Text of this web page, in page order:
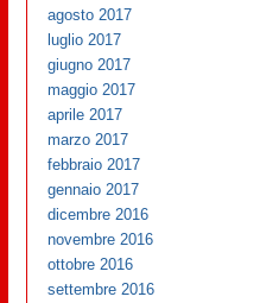
agosto 2017
luglio 2017
giugno 2017
maggio 2017
aprile 2017
marzo 2017
febbraio 2017
gennaio 2017
dicembre 2016
novembre 2016
ottobre 2016
settembre 2016